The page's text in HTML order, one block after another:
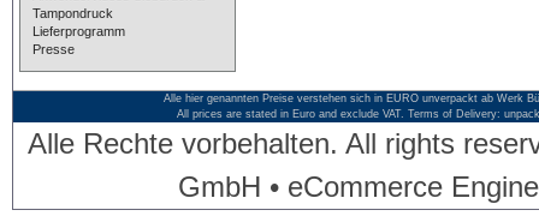
Tampondruck
Lieferprogramm
Presse
Alle hier genannten Preise verstehen sich in EURO unverpackt ab Werk
All prices are stated in Euro and exclude VAT. Terms of Delivery:
Alle Rechte vorbehalten. All rights
GmbH • eCommerce